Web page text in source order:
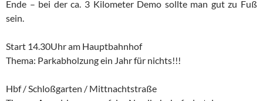
Ende – bei der ca. 3 Kilometer Demo sollte man gut zu Fuß
sein.
Start 14.30Uhr am Hauptbahnhof
Thema: Parkabholzung ein Jahr für nichts!!!
Hbf / Schloßgarten / Mittnachtstraße